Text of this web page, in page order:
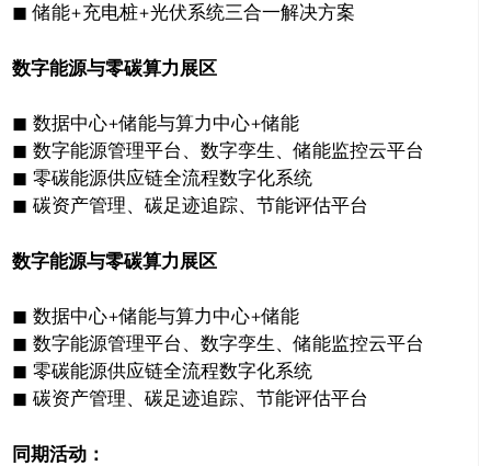
◼ 储能+充电桩+光伏系统三合一解决方案
数字能源与零碳算力展区
◼ 数据中心+储能与算力中心+储能
◼ 数字能源管理平台、数字孪生、储能监控云平台
◼ 零碳能源供应链全流程数字化系统
◼ 碳资产管理、碳足迹追踪、节能评估平台
数字能源与零碳算力展区
◼ 数据中心+储能与算力中心+储能
◼ 数字能源管理平台、数字孪生、储能监控云平台
◼ 零碳能源供应链全流程数字化系统
◼ 碳资产管理、碳足迹追踪、节能评估平台
同期活动：